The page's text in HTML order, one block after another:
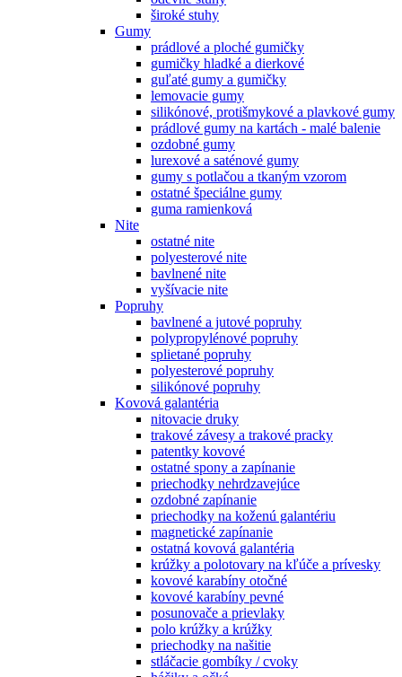
široké stuhy
Gumy
prádlové a ploché gumičky
gumičky hladké a dierkové
guľaté gumy a gumičky
lemovacie gumy
silikónové, protišmykové a plavkové gumy
prádlové gumy na kartách - malé balenie
ozdobné gumy
lurexové a saténové gumy
gumy s potlačou a tkaným vzorom
ostatné špeciálne gumy
guma ramienková
Nite
ostatné nite
polyesterové nite
bavlnené nite
vyšívacie nite
Popruhy
bavlnené a jutové popruhy
polypropylénové popruhy
splietané popruhy
polyesterové popruhy
silikónové popruhy
Kovová galantéria
nitovacie druky
trakové závesy a trakové pracky
patentky kovové
ostatné spony a zapínanie
priechodky nehrdzavejúce
ozdobné zapínanie
priechodky na koženú galantériu
magnetické zapínanie
ostatná kovová galantéria
krúžky a polotovary na kľúče a prívesky
kovové karabíny otočné
kovové karabíny pevné
posunovače a prievlaky
polo krúžky a krúžky
priechodky na našitie
stláčacie gombíky / cvoky